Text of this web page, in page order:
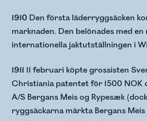
1910 Den första läderryggsäcken
marknaden. Den belönades med en
internationella jaktutställningen i
1911 11 februari köpte grossisten
Christiania patentet för 1500 NOK
A/S Bergans Meis og Rypesæk
ryggsäckarna märkta Bergans